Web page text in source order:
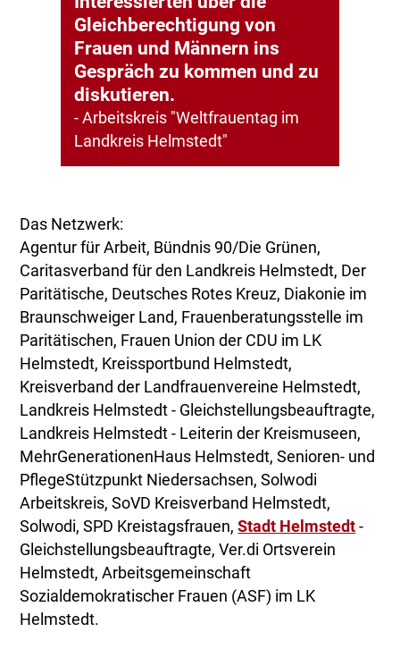
Gleichberechtigung von
Frauen und Männern ins
Gespräch zu kommen und zu
diskutieren.
- Arbeitskreis "Weltfrauentag im
Landkreis Helmstedt"
Das Netzwerk:
Agentur für Arbeit, Bündnis 90/Die Grünen,
Caritasverband für den Landkreis Helmstedt, Der
Paritätische, Deutsches Rotes Kreuz, Diakonie im
Braunschweiger Land, Frauenberatungsstelle im
Paritätischen, Frauen Union der CDU im LK
Helmstedt, Kreissportbund Helmstedt,
Kreisverband der Landfrauenvereine Helmstedt,
Landkreis Helmstedt - Gleichstellungsbeauftragte,
Landkreis Helmstedt - Leiterin der Kreismuseen,
MehrGenerationenHaus Helmstedt, Senioren- und
PflegeStützpunkt Niedersachsen, Solwodi
Arbeitskreis, SoVD Kreisverband Helmstedt,
Solwodi, SPD Kreistagsfrauen,Stadt Helmstedt -
Gleichstellungsbeauftragte, Ver.di Ortsverein
Helmstedt, Arbeitsgemeinschaft
Sozialdemokratischer Frauen (ASF) im LK
Helmstedt.